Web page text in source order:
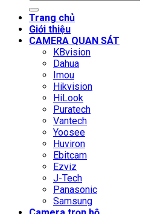
kiếm:
Trang chủ
Giới thiệu
CAMERA QUAN SÁT
KBvision
Dahua
Imou
Hikvision
HiLook
Puratech
Vantech
Yoosee
Huviron
Ebitcam
Ezviz
J-Tech
Panasonic
Samsung